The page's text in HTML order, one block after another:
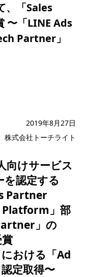
、「Sales
〜「LINE Ads
Partner」
2019年8月27日
株式会社トーチライト
向けサービス
を認定する
Partner
Platform」部
」の
賞
おける「Ad
定取得〜